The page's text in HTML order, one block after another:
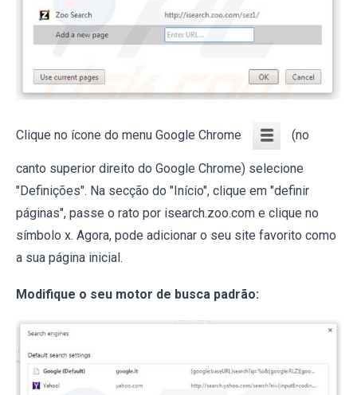
Clique no ícone do menu Google Chrome (no
canto superior direito do Google Chrome) selecione
"Definições". Na secção do "Início", clique em "definir
páginas", passe o rato por isearch.zoo.com e clique no
símbolo x. Agora, pode adicionar o seu site favorito como
a sua página inicial.
Modifique o seu motor de busca padrão: